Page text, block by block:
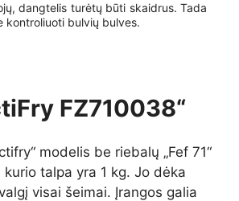
dangtelis turėtų būti skaidrus. Tada
kontroliuoti bulvių bulves.
FZ710038“
modelis be riebalų „Fef 71“
talpa yra 1 kg. Jo dėka
visai šeimai. Įrangos galia